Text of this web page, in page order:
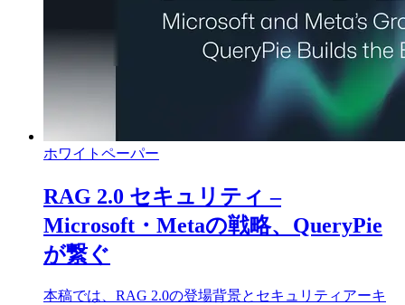
ホワイトペーパー
RAG 2.0 セキュリティ –
Microsoft・Metaの戦略、QueryPie
が繋ぐ
本稿では、RAG 2.0の登場背景とセキュリティアーキ